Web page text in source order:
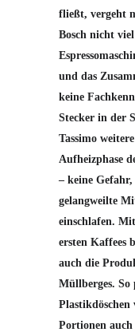
fließt, vergeht
Bosch nicht
und das
keine
Stecker in der
Tassimo
Aufheizphase
– keine
gelangweilte
einschlafen.
ersten Kaffees
auch die
Müllberges. So
Plastikdöschen
Portionen